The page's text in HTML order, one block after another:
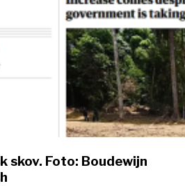
skov. Foto: Boudewijn